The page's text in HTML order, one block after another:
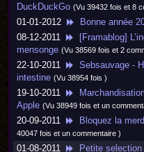
DuckDuckGo (Vu 39432 fois et 8
01-01-2012 Bonne année
08-12-2011
[Framablog]
mensonge (Vu 38569 fois et 2
22-10-2011
Sebsauvage -
intestine (Vu 38954 fois )
19-10-2011
Apple (Vu 38949 fois et un
20-09-2011 Bloquez la
40047 fois et un commentaire )
01-08-2011 Petite